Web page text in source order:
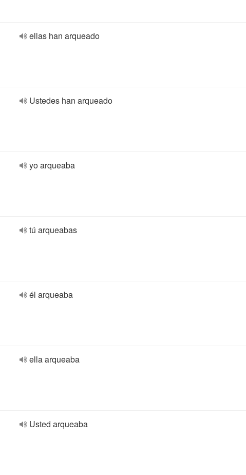
ellas han arqueado
Ustedes han arqueado
yo arqueaba
tú arqueabas
él arqueaba
ella arqueaba
Usted arqueaba